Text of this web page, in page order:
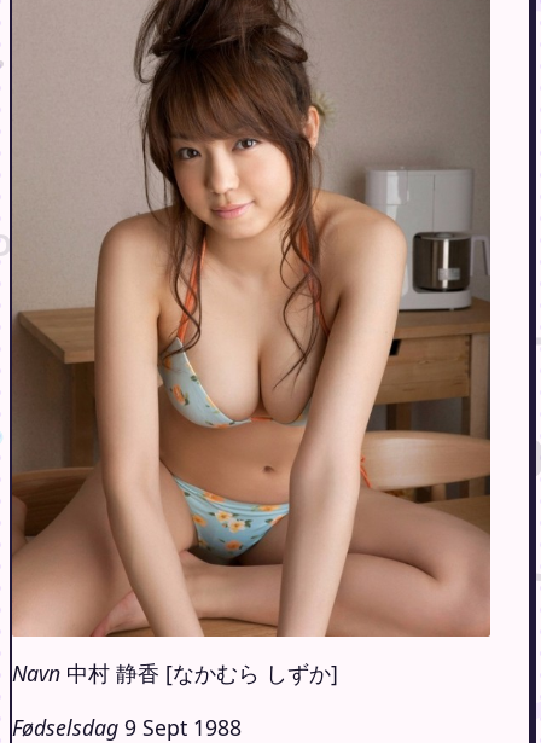
Navn 中村 静香 [なかむら しずか]
Fødselsdag 9 Sept 1988